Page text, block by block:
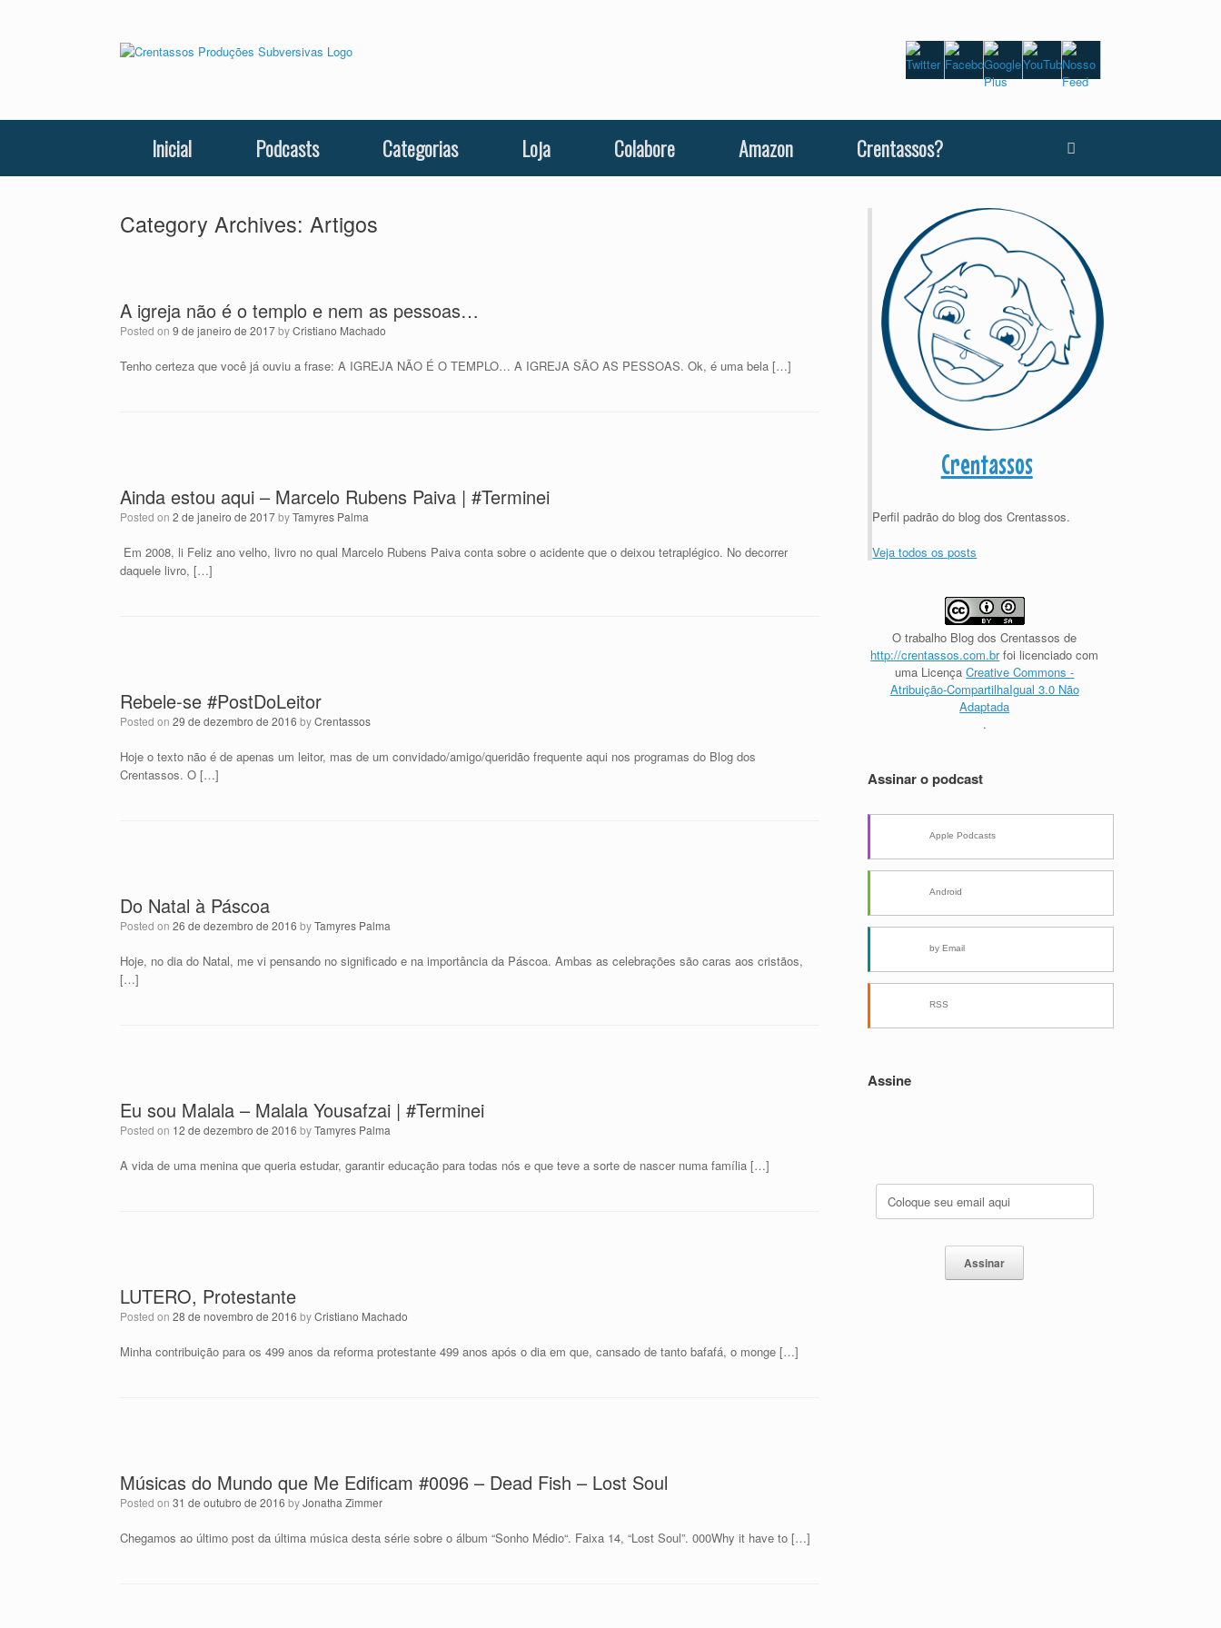
Inicial Podcasts Categorias Loja Colabore Amazon Crentassos?
Category Archives: Artigos
A igreja não é o templo e nem as pessoas…
Posted on 9 de janeiro de 2017byCristiano Machado
Tenho certeza que você já ouviu a frase: A IGREJA NÃO É O TEMPLO… A IGREJA SÃO AS PESSOAS. Ok, é uma bela […]
Ainda estou aqui – Marcelo Rubens Paiva | #Terminei
Posted on 2 de janeiro de 2017byTamyres Palma
Em 2008, li Feliz ano velho, livro no qual Marcelo Rubens Paiva conta sobre o acidente que o deixou tetraplégico. No decorrer
daquele livro, […]
Rebele-se #PostDoLeitor
Posted on 29 de dezembro de 2016 byCrentassos
Hoje o texto não é de apenas um leitor, mas de um convidado/amigo/queridão frequente aqui nos programas do Blog dos
Crentassos. O […]
Do Natal à Páscoa
Posted on 26 de dezembro de 2016 byTamyres Palma
Hoje, no dia do Natal, me vi pensando no significado e na importância da Páscoa. Ambas as celebrações são caras aos cristãos,
[…]
Eu sou Malala – Malala Yousafzai | #Terminei
Posted on 12 de dezembro de 2016 byTamyres Palma
A vida de uma menina que queria estudar, garantir educação para todas nós e que teve a sorte de nascer numa família […]
LUTERO, Protestante
Posted on 28 de novembro de 2016 byCristiano Machado
Minha contribuição para os 499 anos da reforma protestante 499 anos após o dia em que, cansado de tanto bafafá, o monge […]
Músicas do Mundo que Me Edificam #0096 – Dead Fish – Lost Soul
Posted on 31 de outubro de 2016 byJonatha Zimmer
Chegamos ao último post da última música desta série sobre o álbum “Sonho Médio“. Faixa 14, “Lost Soul”. 000Why it have to […]
Crentassos
Perfil padrão do blog dos Crentassos.
Veja todos os posts
O trabalho Blog dos Crentassos de
http://crentassos.com.brfoi licenciado com
uma LicençaCreative Commons -
Atribuição-CompartilhaIgual 3.0 Não
Adaptada
.
Assinar o podcast
Apple Podcasts
Android
by Email
RSS
Assine